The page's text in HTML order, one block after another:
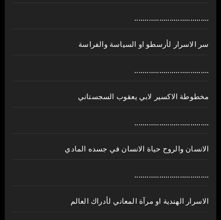
....................................
سر الاسرار لأرسطو او السياسة والفراسة
....................................
مخطوطة الاكسير لابي يعقوب السجستاني
....................................
الانسان والروح حياة الانسان في جسده المادي
....................................
الاسرار الهندية او مرآة المعاني لأدراك العالم